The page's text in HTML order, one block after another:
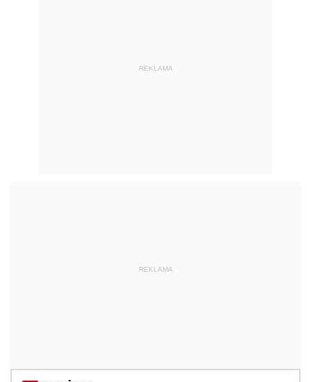
REKLAMA
REKLAMA